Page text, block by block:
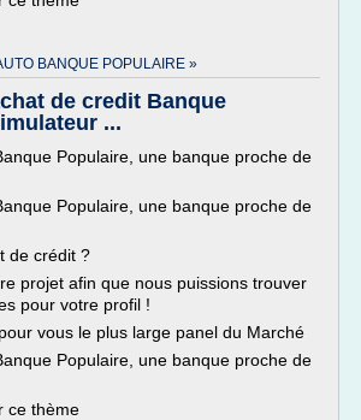
BANQUE POPULAIRE »
de credit Banque
...
Populaire, une banque proche de
Populaire, une banque proche de
de crédit ?
projet afin que nous puissions trouver
pour votre profil !
vous le plus large panel du Marché
Populaire, une banque proche de
ce thème